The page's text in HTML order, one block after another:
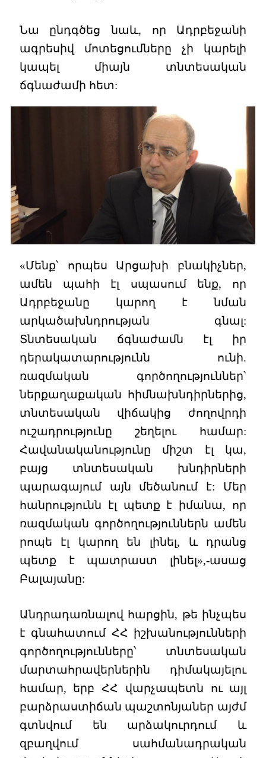
Նա ընդգծեց նաև, որ Ադրբեջանի
ագրեսիվ մոտեցումները չի կարելի
կապել միայն տնտեսական
ճգնաժամի հետ:
«Մենք՝ որպես Արցախի բնակիչներ,
ամեն պահի էլ սպասում ենք, որ
Ադրբեջանը կարող է նման
արկածախնդրության գնալ:
Տնտեսական ճգնաժամն էլ իր
դերակատարությունն ունի.
ռազմական գործողություններ՝
ներքաղաքական հիմնախնդիրներից,
տնտեսական վիճակից ժողովրդի
ուշադրությունը շեղելու համար:
Հավանականությունը միշտ էլ կա,
բայց տնտեսական խնդիրների
պարագայում այն մեծանում է: Մեր
հանրությունն էլ պետք է իմանա, որ
ռազմական գործողություններն ամեն
րոպե էլ կարող են լինել, և դրանց
պետք է պատրաստ լինել»,-ասաց
Բալայանը:
Անդրադառնալով հարցին, թե ինչպես
է գնահատում ՀՀ իշխանությունների
գործողությունները՝ տնտեսական
մարտահրավերներին դիմակայելու
համար, երբ ՀՀ վարչապետն ու այլ
բարձրաստիճան պաշտոնյաներ այժմ
գտնվում են արձակուրդում և
զբաղվում սահմանադրական